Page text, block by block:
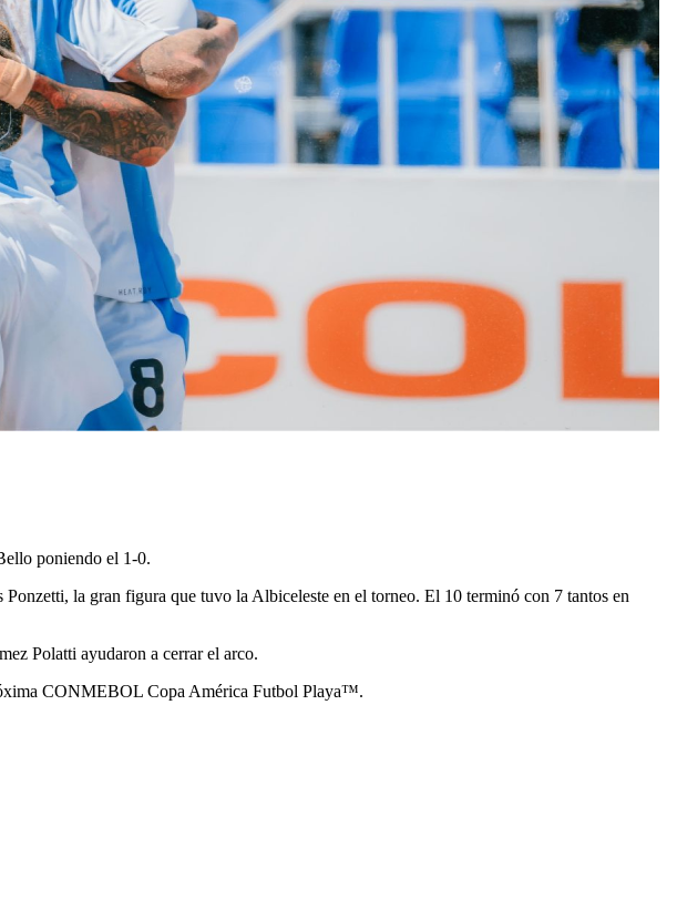
poniendo el 1-0.
la gran figura que tuvo la Albiceleste en el torneo. El 10 terminó con 7 tantos en
Polatti ayudaron a cerrar el arco.
CONMEBOL Copa América Futbol Playa™.